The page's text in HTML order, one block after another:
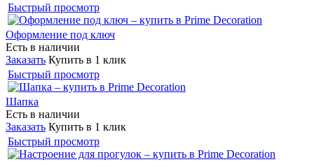
Быстрый просмотр
Оформление под ключ
Есть в наличии
Заказать Купить в 1 клик
Быстрый просмотр
Шапка
Есть в наличии
Заказать Купить в 1 клик
Быстрый просмотр